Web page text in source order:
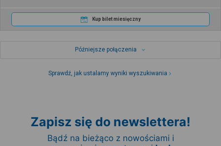
Kup bilet miesięczny
Późniejsze połączenia
Sprawdź, jak ustalamy wyniki wyszukiwania
Zapisz się do newslettera!
Bądź na bieżąco z nowościami i